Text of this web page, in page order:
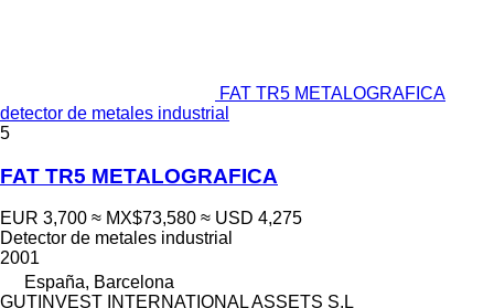
FAT TR5 METALOGRAFICA
detector de metales industrial
5
FAT TR5 METALOGRAFICA
EUR 3,700 ≈ MX$73,580 ≈ USD 4,275
Detector de metales industrial
2001
España, Barcelona
GUTINVEST INTERNATIONAL ASSETS S.L